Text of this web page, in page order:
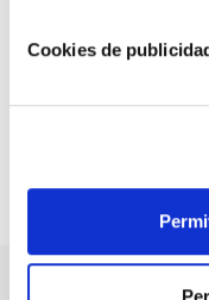
Cookies de
Mejillones en